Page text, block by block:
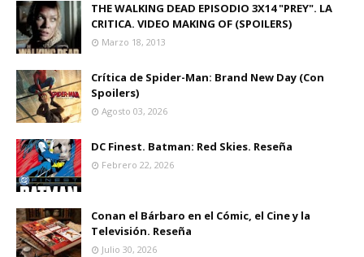
THE WALKING DEAD EPISODIO 3X14 "PREY". LA
CRITICA. VIDEO MAKING OF (SPOILERS)
Marzo 18, 2013
Crítica de Spider-Man: Brand New Day (Con
Spoilers)
Agosto 03, 2026
DC Finest. Batman: Red Skies. Reseña
Febrero 22, 2026
Conan el Bárbaro en el Cómic, el Cine y la
Televisión. Reseña
Julio 30, 2026